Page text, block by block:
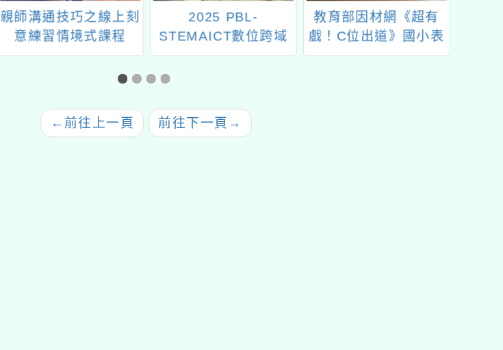
親師溝通技巧之線上刻
意練習情境式課程
2025 PBL-
STEMAICT數位跨域
教育年會/教師創新教
教育部因材網《超有
戲！C位出道》國小表
演藝術暑假自主學習活
← 前往上一頁 前往下一頁 →